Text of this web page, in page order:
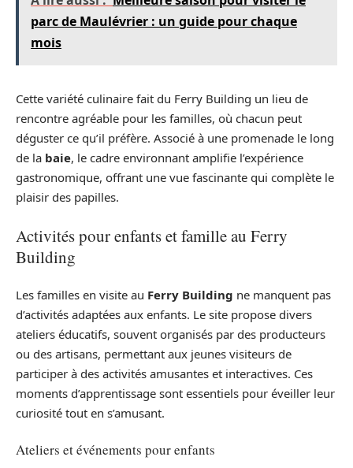
parc de Maulévrier : un guide pour chaque
mois
Cette variété culinaire fait du Ferry Building un lieu de
rencontre agréable pour les familles, où chacun peut
déguster ce qu’il préfère. Associé à une promenade le long
de la baie, le cadre environnant amplifie l’expérience
gastronomique, offrant une vue fascinante qui complète le
plaisir des papilles.
Activités pour enfants et famille au Ferry
Building
Les familles en visite au Ferry Building ne manquent pas
d’activités adaptées aux enfants. Le site propose divers
ateliers éducatifs, souvent organisés par des producteurs
ou des artisans, permettant aux jeunes visiteurs de
participer à des activités amusantes et interactives. Ces
moments d’apprentissage sont essentiels pour éveiller leur
curiosité tout en s’amusant.
Ateliers et événements pour enfants